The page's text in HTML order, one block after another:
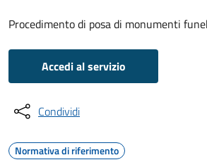
Procedimento di posa di monumenti
Accedi al servizio
Condividi
Normativa di riferimento